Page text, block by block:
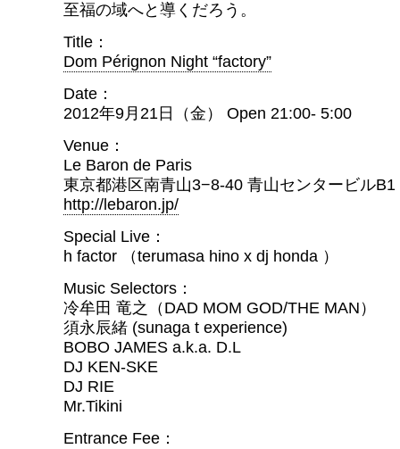
至福の域へと導くだろう。
Title：
Dom Pérignon Night “factory”
Date：
2012年9月21日（金） Open 21:00- 5:00
Venue：
Le Baron de Paris
東京都港区南青山3−8-40 青山センタービル
http://lebaron.jp/
Special Live：
h factor （terumasa hino x dj honda ）
Music Selectors：
冷牟田 竜之（DAD MOM GOD/THE MAN）
須永辰緒 (sunaga t experience)
BOBO JAMES a.k.a. D.L
DJ KEN-SKE
DJ RIE
Mr.Tikini
Entrance Fee：